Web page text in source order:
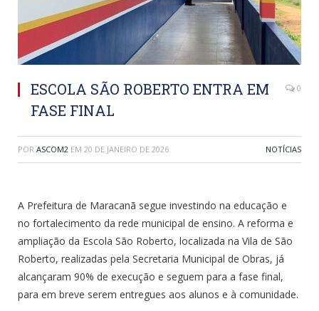
ESCOLA SÃO ROBERTO ENTRA EM
FASE FINAL
0
POR ASCOM2 EM 20 DE JANEIRO DE 2026 NOTÍCIAS
A Prefeitura de Maracanã segue investindo na educação e
no fortalecimento da rede municipal de ensino. A reforma e
ampliação da Escola São Roberto, localizada na Vila de São
Roberto, realizadas pela Secretaria Municipal de Obras, já
alcançaram 90% de execução e seguem para a fase final,
para em breve serem entregues aos alunos e à comunidade.